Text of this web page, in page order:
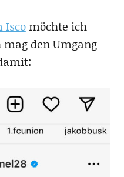
Iscomöchte ich
den Umgang